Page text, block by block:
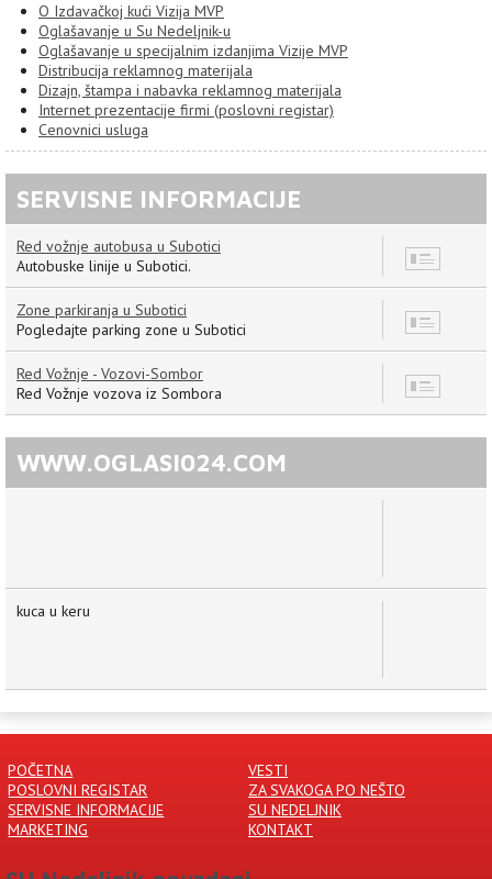
O Izdavačkoj kući Vizija MVP
Oglašavanje u Su Nedeljnik-u
Oglašavanje u specijalnim izdanjima Vizije MVP
Distribucija reklamnog materijala
Dizajn, štampa i nabavka reklamnog materijala
Internet prezentacije firmi (poslovni registar)
Cenovnici usluga
SERVISNE INFORMACIJE
Red vožnje autobusa u Subotici
Autobuske linije u Subotici.
Zone parkiranja u Subotici
Pogledajte parking zone u Subotici
Red Vožnje - Vozovi-Sombor
Red Vožnje vozova iz Sombora
WWW.OGLASI024.COM
kuca u keru
POČETNA
VESTI
POSLOVNI REGISTAR
ZA SVAKOGA PO NEŠTO
SERVISNE INFORMACIJE
SU NEDELJNIK
MARKETING
KONTAKT